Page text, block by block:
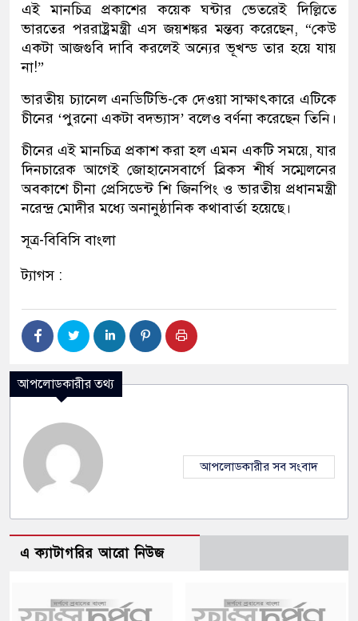
এই মানচিত্র প্রকাশের কয়েক ঘন্টার ভেতরেই দিল্লিতে
ভারতের পররাষ্ট্রমন্ত্রী এস জয়শঙ্কর মন্তব্য করেছেন, “কেউ
একটা আজগুবি দাবি করলেই অন্যের ভূখন্ড তার হয়ে যায়
না!”
ভারতীয় চ্যানেল এনডিটিভি-কে দেওয়া সাক্ষাৎকারে এটিকে
চীনের ‘পুরনো একটা বদভ্যাস’ বলেও বর্ণনা করেছেন তিনি।
চীনের এই মানচিত্র প্রকাশ করা হল এমন একটি সময়ে, যার
দিনচারেক আগেই জোহানেসবার্গে ব্রিকস শীর্ষ সম্মেলনের
অবকাশে চীনা প্রেসিডেন্ট শি জিনপিং ও ভারতীয় প্রধানমন্ত্রী
নরেন্দ্র মোদীর মধ্যে অনানুষ্ঠানিক কথাবার্তা হয়েছে।
সূত্র-বিবিসি বাংলা
ট্যাগস :
আপলোডকারীর তথ্য
আপলোডকারীর সব সংবাদ
এ ক্যাটাগরির আরো নিউজ